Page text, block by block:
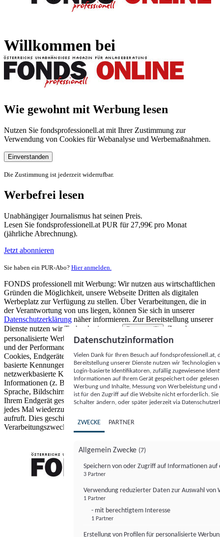
Willkommen bei
Wie gewohnt mit Werbung lesen
Nutzen Sie fondsprofessionell.at mit Ihrer Zustimmung zur
Verwendung von Cookies für Webanalyse und Werbemaßnahmen.
Einverstanden
Die Zustimmung ist jederzeit widerrufbar.
Werbefrei lesen
Unabhängiger Journalismus hat seinen Preis.
Lesen Sie fondsprofessionell.at PUR für 27,99€ pro Monat
(jährliche Abrechnung).
Jetzt abonnieren
Sie haben ein PUR-Abo? Hier anmelden.
FONDS professionell mit Werbung: Wir nutzen aus wirtschaftlichen
Gründen die Möglichkeit, unsere Webseite Dritten als digitalen
Werbeplatz zur Verfügung zu stellen. Über Verarbeitungen, die in
der Verantwortung von uns liegen, können Sie sich in unserer
Datenschutzerklärung näher informieren. Zur Bereitstellung unserer
Dienste nutzen wir Technologien von
Partnern (5)
. Zwecke:
personalisierte Werbung und Inhalte, Messung von Werbeleistung
und der Performance von Inhalten sowie Zielgruppenforschung.
Cookies, Endgeräte- oder ähnliche Online-Kennungen (z. B. login-
basierte Kennungen, zufällig generierte Kennungen,
netzwerkbasierte Kennungen) können zusammen mit anderen
Informationen (z. B. Browsertyp und Browserinformationen,
Sprache, Bildschirmgröße, unterstützte Technologien usw.) auf
Ihrem Endgerät gespeichert oder von dort ausgelesen werden, um es
jedes Mal wiederzuerkennen, wenn es eine App oder einer Webseite
aufruft. Dies geschieht für einen oder mehrere der hier aufgeführten
Verarbeitungszwecke.
Datenschutzinformation
Vielen Dank für Ihren Besuch auf
Bereitstellung unserer Dienste nutzen wir Technologien
Login-basierte Identifikatoren, zufällig zugewiesene
Informationen auf Ihrem Gerät gespeichert oder
Werbung und Inhalte, Messung von Werbeleistung
ist für den Zugriff auf die Website nicht erforderlich.
Schalter ändern, oder später jederzeit via
ZWECKE PARTNER
Allgemein Zwecke (7)
Speichern von oder Zugriff auf Informationen auf
3 Partner
Verwendung reduzierter Daten zur Auswahl von
1 Partner
- mit berechtigtem Interesse
1 Partner
Erstellung von Profilen für personalisierte
FONDS professionell